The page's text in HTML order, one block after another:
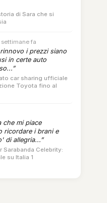
di Sara che si
settimane fa
i prezzi siano
in certe auto
car sharing ufficiale
Toyota fino al
che mi piace
ricordare i brani e
di allegria...”
Sarabanda Celebrity:
su Italia 1